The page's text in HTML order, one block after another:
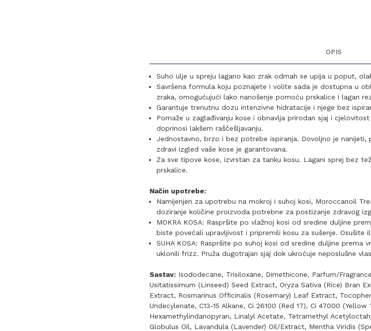
OPIS
Suho ulje u spreju lagano kao zrak odmah se upija u poput,
Savršena formula koju poznajete i volite sada je dostupna u
zraka, omogućujući lako nanošenje pomoću prskalice i lagan
Garantuje trenutnu dozu intenzivne hidratacije i njege bez
Pomaže u zaglađivanju kose i obnavlja prirodan sjaj i
doprinosi lakšem raščešljavanju.
Jednostavno, brzo i bez potrebe ispiranja. Dovoljno je
zdravi izgled vaše kose je garantovana.
Za sve tipove kose, izvrstan za tanku kosu. Lagani sprej bez
prskalice.
Način upotrebe:
Namijenjen za upotrebu na mokroj i suhoj kosi, Moroccanoil
doziranje količine proizvoda potrebne za postizanje zdravog
MOKRA KOSA: Raspršite po vlažnoj kosi od sredine duljine
biste povećali upravljivost i pripremili kosu za sušenje. Osušite
SUHA KOSA: Raspršite po suhoj kosi od sredine duljine prema
uklonili frizz. Pruža dugotrajan sjaj dok ukroćuje neposlušne
Sastav:Isododecane, Trisiloxane, Dimethicone, Parfum/
Usitatissimum (Linseed) Seed Extract, Oryza Sativa (Rice) Bran
Extract, Rosmarinus Officinalis (Rosemary) Leaf Extract,
Undecylenate, C13-15 Alkane, Ci 26100 (Red 17), Ci 47000
Hexamethylindanopyran, Linalyl Acetate, Tetramethyl
Globulus Oil, Lavandula (Lavender) Oil/Extract, Mentha Viridis